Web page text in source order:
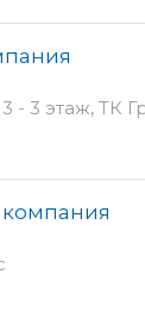
- 3 этаж, ТК
компания